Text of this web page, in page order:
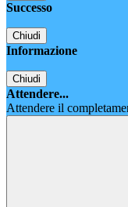
Successo
Chiudi
Informazione
Chiudi
Attendere...
Attendere il